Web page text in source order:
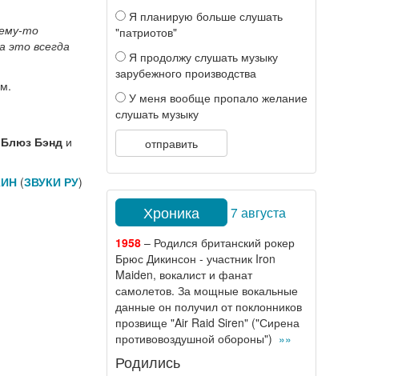
то
это всегда
Бэнд и
(ЗВУКИ РУ)
Я планирую больше слушать
"патриотов"
Я продолжу слушать музыку
зарубежного производства
У меня вообще пропало желание
слушать музыку
отправить
Хроника 7 августа
1958– Родился британский рокер
Брюс Дикинсон - участник Iron
Maiden, вокалист и фанат
самолетов. За мощные вокальные
данные он получил от поклонников
прозвище "Air Raid Siren" ("Сирена
противовоздушной обороны") »»
Родились